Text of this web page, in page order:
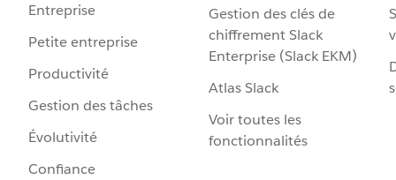
Entreprise
Petite entreprise
Productivité
Gestion des tâches
Évolutivité
Confiance
Gestion des clés de
chiffrement Slack
Enterprise (Slack EKM)
Atlas Slack
Voir toutes les
fonctionnalités